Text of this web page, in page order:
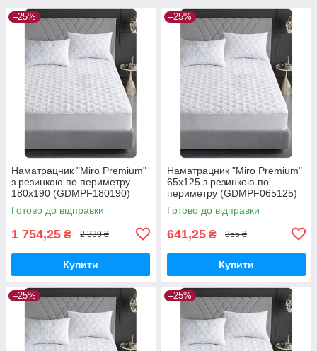
–25%
Наматрацник "Miro Premium"
з резинкою по периметру
180x190 (GDMPF180190)
Готово до відправки
1 754,25 ₴ 2 339 ₴
Купити
–25%
Наматрацник "Miro Premium"
65x125 з резинкою по
периметру (GDMPF065125)
Готово до відправки
641,25 ₴ 855 ₴
Купити
–25% –25%